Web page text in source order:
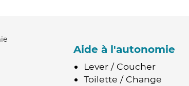
Aide à l'autonomie
Lever / Coucher
Toilette / Change